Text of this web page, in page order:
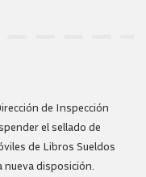
de Inspección
el sellado de
de Libros Sueldos
disposición.